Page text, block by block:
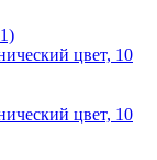
цвет, 10
цвет, 10